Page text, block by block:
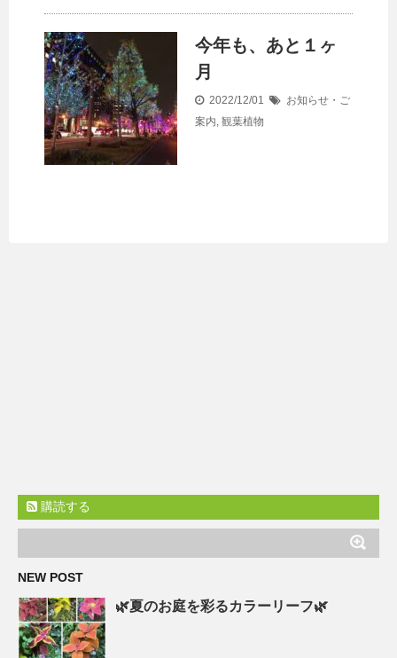
今年も、あと１ヶ
月
2022/12/01
お知らせ・ご
案内, 観葉植物
購読する
NEW POST
🌿夏のお庭を彩るカラーリーフ🌿